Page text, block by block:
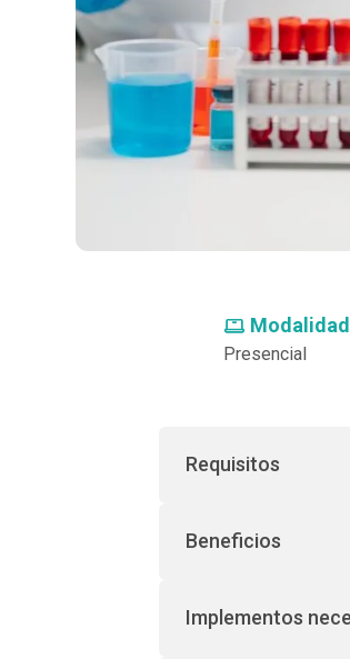
Modalidad
Presencial
Requisitos
Beneficios
Implementos